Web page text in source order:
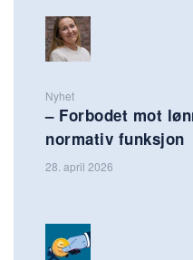
Nyhet
– Forbodet mot
normativ funksjon
28. april 2026